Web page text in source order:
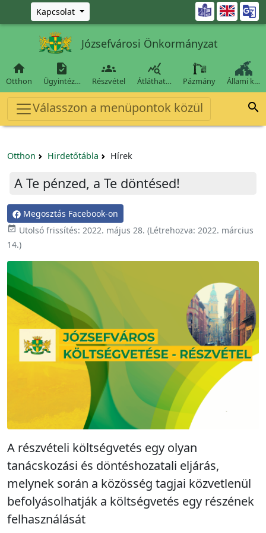
Ugrás a fő tartalomra
Kapcsolat 
Józsefvárosi Önkormányzat

Otthon

Ügyintéz…

Részvétel

Átláthat… Pázmány Állami k…
Válasszon a menüpontok közül 
Otthon Hirdetőtábla Hírek
A Te pénzed, a Te döntésed!
Megosztás Facebook-on
 Utolsó frissítés: 2022. május 28. (Létrehozva: 2022. március
14.)
A részvételi költségvetés egy olyan
tanácskozási és döntéshozatali eljárás,
melynek során a közösség tagjai közvetlenül
befolyásolhatják a költségvetés egy részének
felhasználását